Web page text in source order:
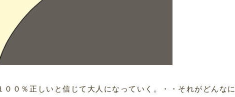
００％正しいと信じて大人になっていく。・・それがどんなに